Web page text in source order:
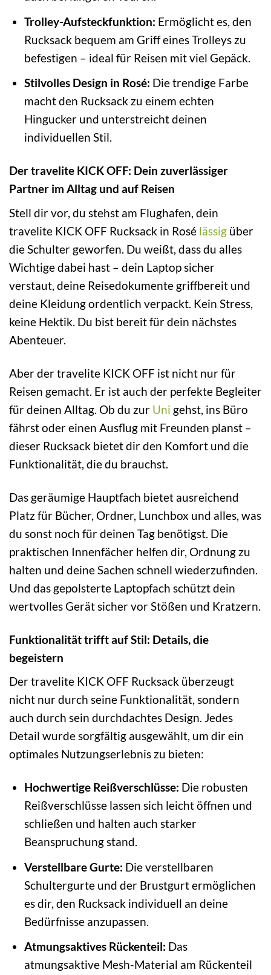
Trolley-Aufsteckfunktion: Ermöglicht es, den
Rucksack bequem am Griff eines Trolleys zu
befestigen – ideal für Reisen mit viel Gepäck.
Stilvolles Design in Rosé: Die trendige Farbe
macht den Rucksack zu einem echten
Hingucker und unterstreicht deinen
individuellen Stil.
Der travelite KICK OFF: Dein zuverlässiger
Partner im Alltag und auf Reisen
Stell dir vor, du stehst am Flughafen, dein
travelite KICK OFF Rucksack in Rosé lässig über
die Schulter geworfen. Du weißt, dass du alles
Wichtige dabei hast – dein Laptop sicher
verstaut, deine Reisedokumente griffbereit und
deine Kleidung ordentlich verpackt. Kein Stress,
keine Hektik. Du bist bereit für dein nächstes
Abenteuer.
Aber der travelite KICK OFF ist nicht nur für
Reisen gemacht. Er ist auch der perfekte Begleiter
für deinen Alltag. Ob du zur Uni gehst, ins Büro
fährst oder einen Ausflug mit Freunden planst –
dieser Rucksack bietet dir den Komfort und die
Funktionalität, die du brauchst.
Das geräumige Hauptfach bietet ausreichend
Platz für Bücher, Ordner, Lunchbox und alles, was
du sonst noch für deinen Tag benötigst. Die
praktischen Innenfächer helfen dir, Ordnung zu
halten und deine Sachen schnell wiederzufinden.
Und das gepolsterte Laptopfach schützt dein
wertvolles Gerät sicher vor Stößen und Kratzern.
Funktionalität trifft auf Stil: Details, die
begeistern
Der travelite KICK OFF Rucksack überzeugt
nicht nur durch seine Funktionalität, sondern
auch durch sein durchdachtes Design. Jedes
Detail wurde sorgfältig ausgewählt, um dir ein
optimales Nutzungserlebnis zu bieten:
Hochwertige Reißverschlüsse: Die robusten
Reißverschlüsse lassen sich leicht öffnen und
schließen und halten auch starker
Beanspruchung stand.
Verstellbare Gurte: Die verstellbaren
Schultergurte und der Brustgurt ermöglichen
es dir, den Rucksack individuell an deine
Bedürfnisse anzupassen.
Atmungsaktives Rückenteil: Das
atmungsaktive Mesh-Material am Rückenteil